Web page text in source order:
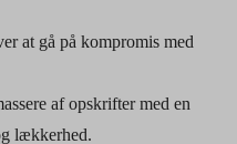
at gå på kompromis med
af opskrifter med en
lækkerhed.